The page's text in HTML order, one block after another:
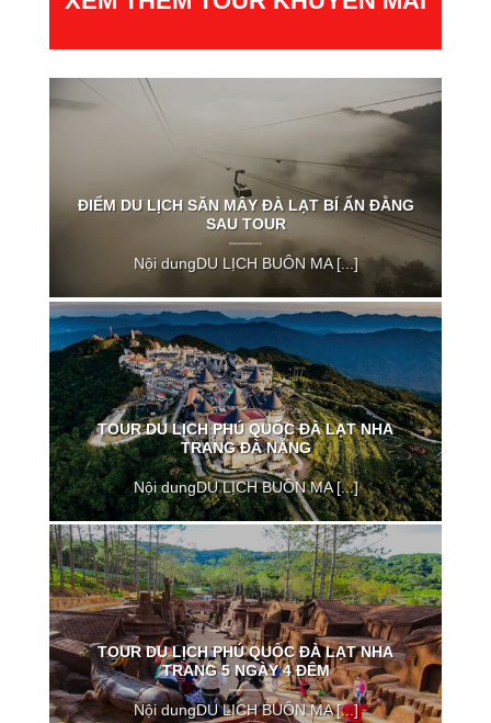
ĐIỂM DU LỊCH SĂN MÂY ĐÀ LẠT BÍ ẨN ĐẰNG
SAU TOUR
Nội dungDU LỊCH BUÔN MA [...]
TOUR DU LỊCH PHÚ QUỐC ĐÀ LẠT NHA
TRANG ĐÀ NẴNG
Nội dungDU LỊCH BUÔN MA [...]
TOUR DU LỊCH PHÚ QUỐC ĐÀ LẠT NHA
TRANG 5 NGÀY 4 ĐÊM
Nội dungDU LỊCH BUÔN MA [...]